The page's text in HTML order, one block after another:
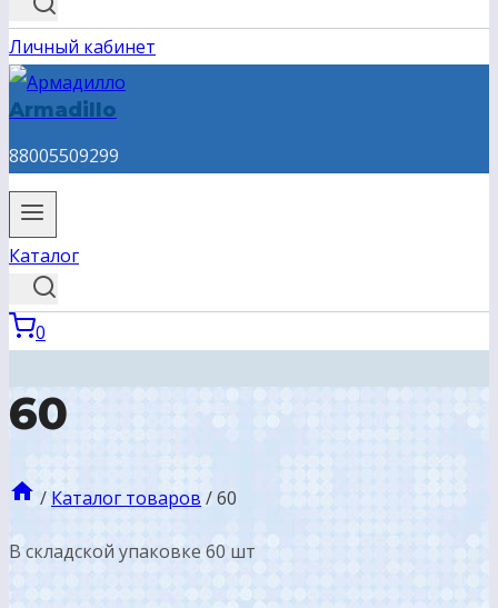
Личный кабинет
Armadillo
88005509299
Каталог
0
60
/ Каталог товаров /60
В складской упаковке 60 шт